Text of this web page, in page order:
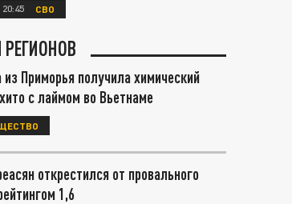
СВО
Приморья получила химический
с лаймом во Вьетнаме
открестился от провального
1,6